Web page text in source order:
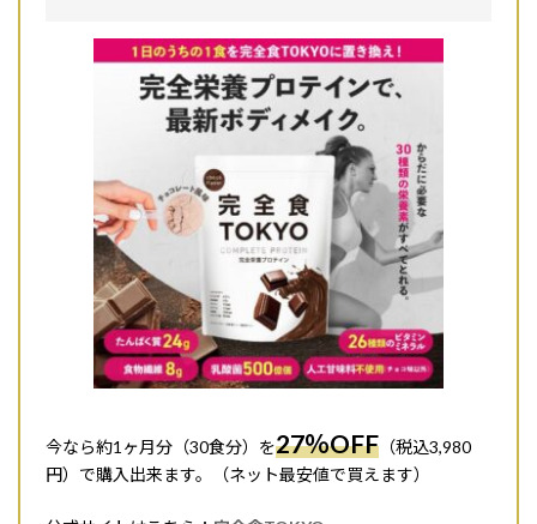
今なら約1ヶ月分（30食分）を27％OFF （税込3,980
円）で購入出来ます。（ネット最安値で買えます）